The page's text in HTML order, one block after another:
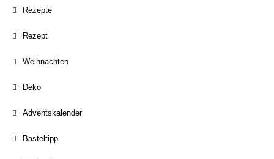
Rezepte
Rezept
Weihnachten
Deko
Adventskalender
Basteltipp